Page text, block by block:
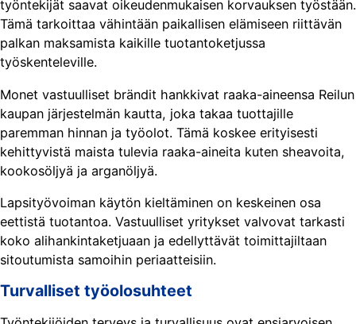
työntekijät saavat oikeudenmukaisen korvauksen työstään.
Tämä tarkoittaa vähintään paikallisen elämiseen riittävän
palkan maksamista kaikille tuotantoketjussa
työskenteleville.
Monet vastuulliset brändit hankkivat raaka-aineensa Reilun
kaupan järjestelmän kautta, joka takaa tuottajille
paremman hinnan ja työolot. Tämä koskee erityisesti
kehittyvistä maista tulevia raaka-aineita kuten sheavoita,
kookosöljyä ja arganöljyä.
Lapsityövoiman käytön kieltäminen on keskeinen osa
eettistä tuotantoa. Vastuulliset yritykset valvovat tarkasti
koko alihankintaketjuaan ja edellyttävät toimittajiltaan
sitoutumista samoihin periaatteisiin.
Turvalliset työolosuhteet